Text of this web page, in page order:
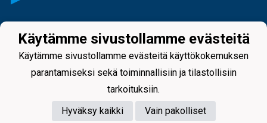
Powered by
Käytämme sivustollamme evästeitä
Käytämme sivustollamme evästeitä käyttökokemuksen
parantamiseksi sekä toiminnallisiin ja tilastollisiin
tarkoituksiin.
Hyväksy kaikki
Vain pakolliset